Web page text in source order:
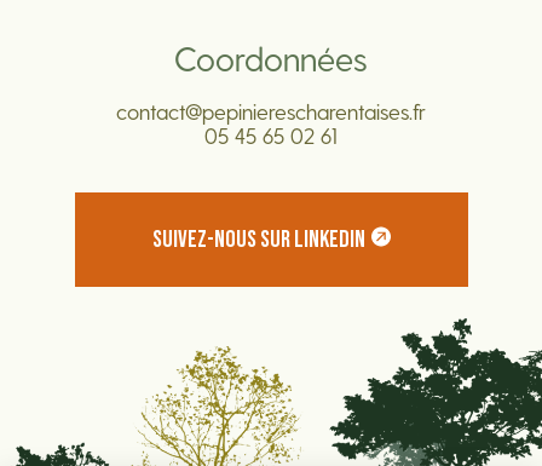
Coordonnées
contact@pepinierescharentaises.fr
05 45 65 02 61
SUIVEZ-NOUS SUR LINKEDIN